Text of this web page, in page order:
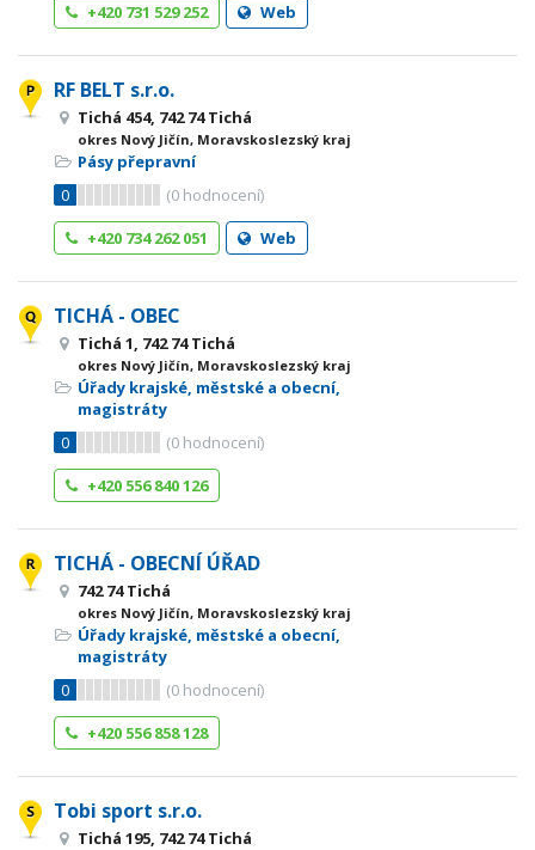
+420 731 529 252
Web
RF BELT s.r.o.
Tichá 454, 742 74 Tichá
okres Nový Jičín, Moravskoslezský kraj
Pásy přepravní
0
(0 hodnocení)
+420 734 262 051
Web
TICHÁ - OBEC
Tichá 1, 742 74 Tichá
okres Nový Jičín, Moravskoslezský kraj
Úřady krajské, městské a obecní,
magistráty
0
(0 hodnocení)
+420 556 840 126
TICHÁ - OBECNÍ ÚŘAD
742 74 Tichá
okres Nový Jičín, Moravskoslezský kraj
Úřady krajské, městské a obecní,
magistráty
0
(0 hodnocení)
+420 556 858 128
Tobi sport s.r.o.
Tichá 195, 742 74 Tichá